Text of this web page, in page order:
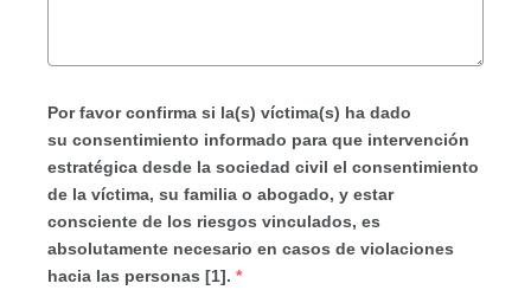
Por favor confirma si la(s) víctima(s) ha dado
su consentimiento informado para que intervención
estratégica desde la sociedad civil el consentimiento
de la víctima, su familia o abogado, y estar
consciente de los riesgos vinculados, es
absolutamente necesario en casos de violaciones
hacia las personas [1]. *